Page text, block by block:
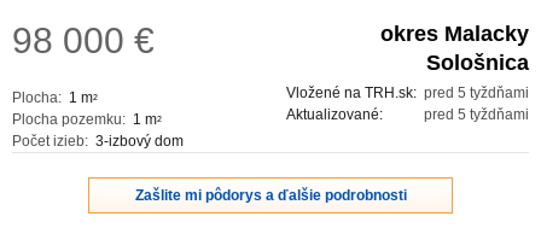
98 000 €
Plocha: 1 m2
Plocha pozemku: 1 m2
Počet izieb: 3-izbový dom
okres Malacky
Sološnica
pred 5 tyždňami
Vložené na TRH.sk:
pred 5 tyždňami
Aktualizované:
Zašlite mi pôdorys a ďalšie podrobnosti